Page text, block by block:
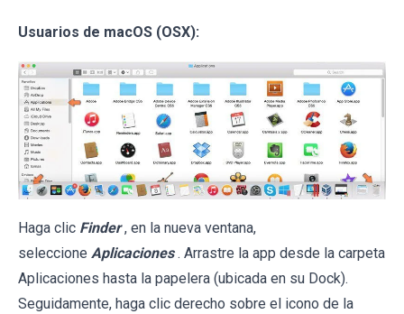
Usuarios de macOS (OSX):
Haga clic Finder , en la nueva ventana,
seleccione Aplicaciones . Arrastre la app desde la carpeta
Aplicaciones hasta la papelera (ubicada en su Dock).
Seguidamente, haga clic derecho sobre el icono de la